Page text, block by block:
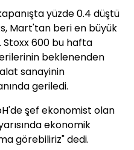
yüzde 0.4 düştü
Mart'tan beri en büyük
Stoxx 600 bu hafta
beklenenden
sanayinin
geriledi.
şef ekonomist olan
ekonomik
görebiliriz" dedi.